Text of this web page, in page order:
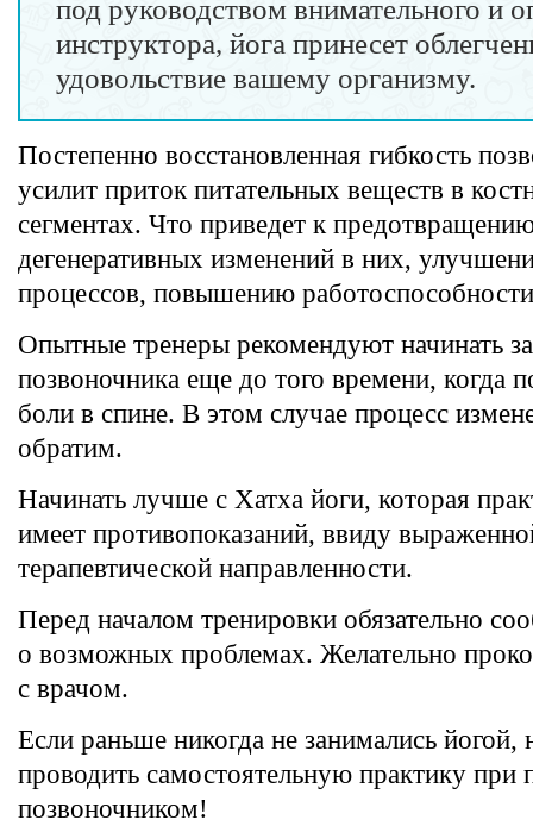
под руководством внимательного и
инструктора, йога принесет
удовольствие вашему организму.
Постепенно восстановленная гибкость
усилит приток питательных веществ в
сегментах. Что приведет к
дегенеративных изменений в них,
процессов, повышению
Опытные тренеры рекомендуют начинать
позвоночника еще до того времени, когда
боли в спине. В этом случае процесс
обратим.
Начинать лучше с Хатха йоги, которая
имеет противопоказаний, ввиду
терапевтической направленности.
Перед началом тренировки обязательно
о возможных проблемах. Желательно
с врачом.
Если раньше никогда не занимались йогой,
проводить самостоятельную практику при
позвоночником!